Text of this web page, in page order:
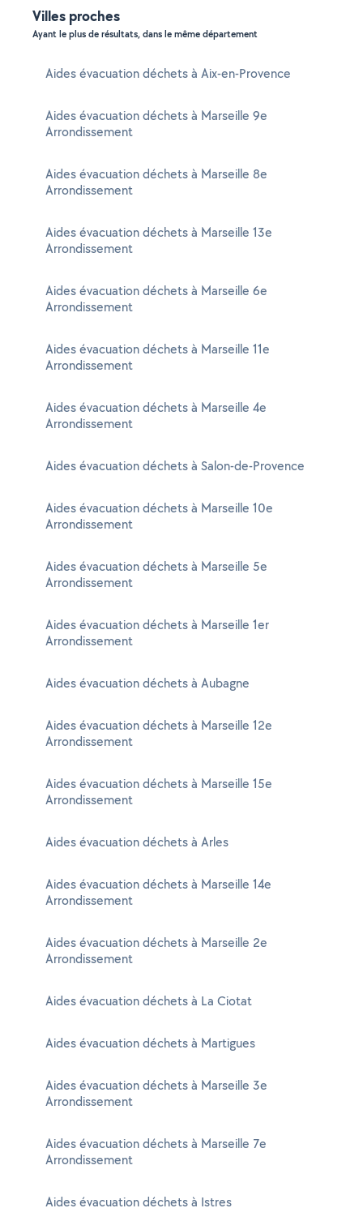
Villes proches
Ayant le plus de résultats, dans le même département
Aides évacuation déchets à Aix-en-Provence
Aides évacuation déchets à Marseille 9e
Arrondissement
Aides évacuation déchets à Marseille 8e
Arrondissement
Aides évacuation déchets à Marseille 13e
Arrondissement
Aides évacuation déchets à Marseille 6e
Arrondissement
Aides évacuation déchets à Marseille 11e
Arrondissement
Aides évacuation déchets à Marseille 4e
Arrondissement
Aides évacuation déchets à Salon-de-Provence
Aides évacuation déchets à Marseille 10e
Arrondissement
Aides évacuation déchets à Marseille 5e
Arrondissement
Aides évacuation déchets à Marseille 1er
Arrondissement
Aides évacuation déchets à Aubagne
Aides évacuation déchets à Marseille 12e
Arrondissement
Aides évacuation déchets à Marseille 15e
Arrondissement
Aides évacuation déchets à Arles
Aides évacuation déchets à Marseille 14e
Arrondissement
Aides évacuation déchets à Marseille 2e
Arrondissement
Aides évacuation déchets à La Ciotat
Aides évacuation déchets à Martigues
Aides évacuation déchets à Marseille 3e
Arrondissement
Aides évacuation déchets à Marseille 7e
Arrondissement
Aides évacuation déchets à Istres